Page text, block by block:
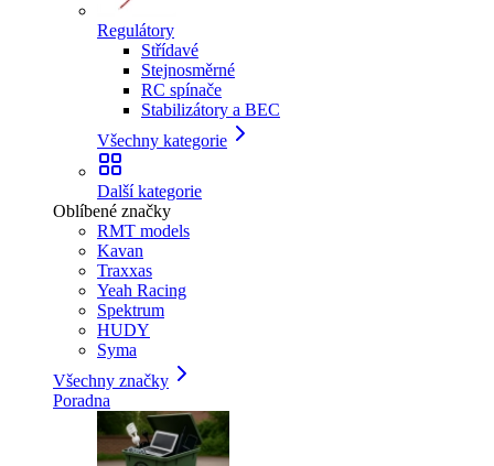
Regulátory
Střídavé
Stejnosměrné
RC spínače
Stabilizátory a BEC
Všechny kategorie
Další kategorie
Oblíbené značky
RMT models
Kavan
Traxxas
Yeah Racing
Spektrum
HUDY
Syma
Všechny značky
Poradna